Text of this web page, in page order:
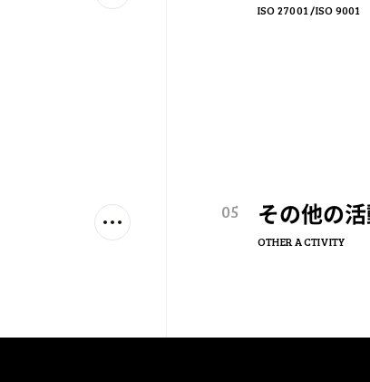
ISO 27001 /ISO 9001
05 その他の
OTHER ACTIVITY